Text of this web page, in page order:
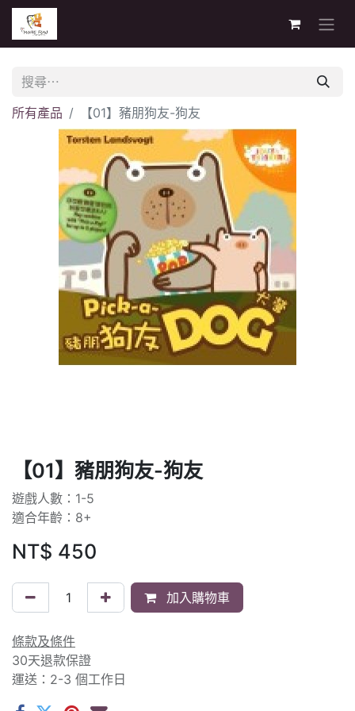
所有產品 【01】豬朋狗友-狗友
【01】豬朋狗友-狗友
遊戲人數：1-5
適合年齡：8+
NT$ 450
加入購物車
條款及條件
30天退款保證
運送：2-3 個工作日